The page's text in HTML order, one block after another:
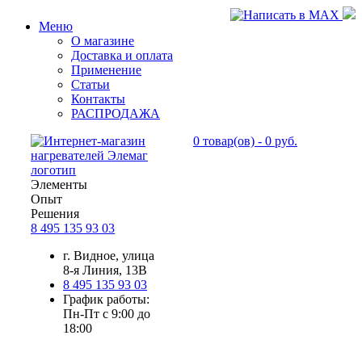
Меню
О магазине
Доставка и оплата
Применение
Статьи
Контакты
РАСПРОДАЖА
Элементы
Опыт
Решения
8 495 135 93 03
г. Видное, улица
8-я Линия, 13В
8 495 135 93 03
График работы:
Пн-Пт с 9:00 до
18:00
0 товар(ов) - 0 руб.